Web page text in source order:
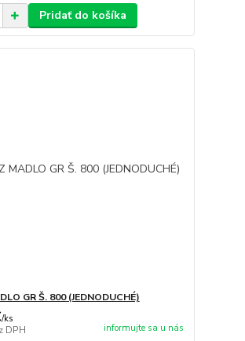
Pridať do košíka
GR Š. 800 (JEDNODUCHÉ)
/ks
DPH informujte sa u nás